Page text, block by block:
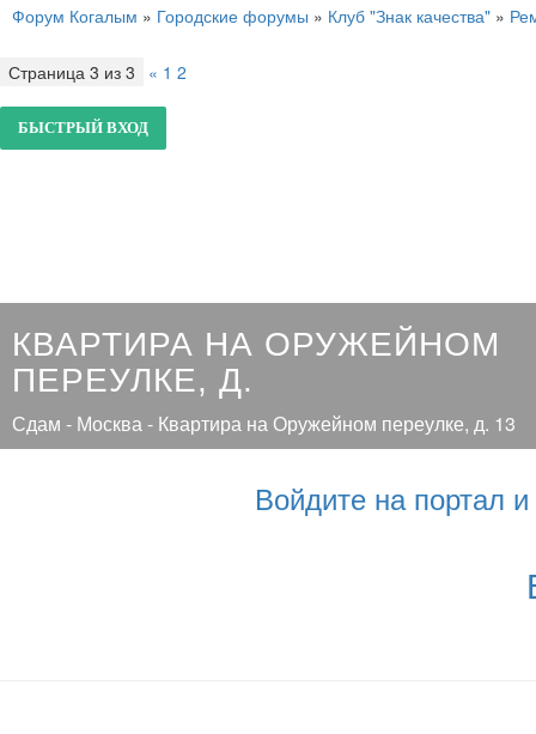
Форум Когалым » Городские форумы » Клуб "Знак качества" »
Страница 3 из 3 « 1 2
КВАРТИРА НА ОРУЖЕЙНОМ
ПЕРЕУЛКЕ, Д.
Сдам - Москва - Квартира на Оружейном переулке, д. 13
Войдите на портал